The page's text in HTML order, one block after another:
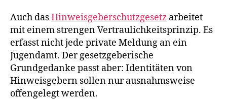
Auch dasHinweisgeberschutzgesetz arbeitet
mit einem strengen Vertraulichkeitsprinzip. Es
erfasst nicht jede private Meldung an ein
Jugendamt. Der gesetzgeberische
Grundgedanke passt aber: Identitäten von
Hinweisgebern sollen nur ausnahmsweise
offengelegt werden.